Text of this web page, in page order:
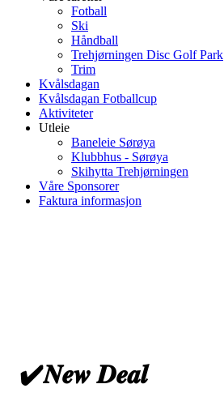
Fotball
Ski
Håndball
Trehjørningen Disc Golf Park
Trim
Kvålsdagan
Kvålsdagan Fotballcup
Aktiviteter
Utleie
Baneleie Sørøya
Klubbhus - Sørøya
Skihytta Trehjørningen
Våre Sponsorer
Faktura informasjon
✔️𝑵𝒆𝒘 𝑫𝒆𝒂𝒍